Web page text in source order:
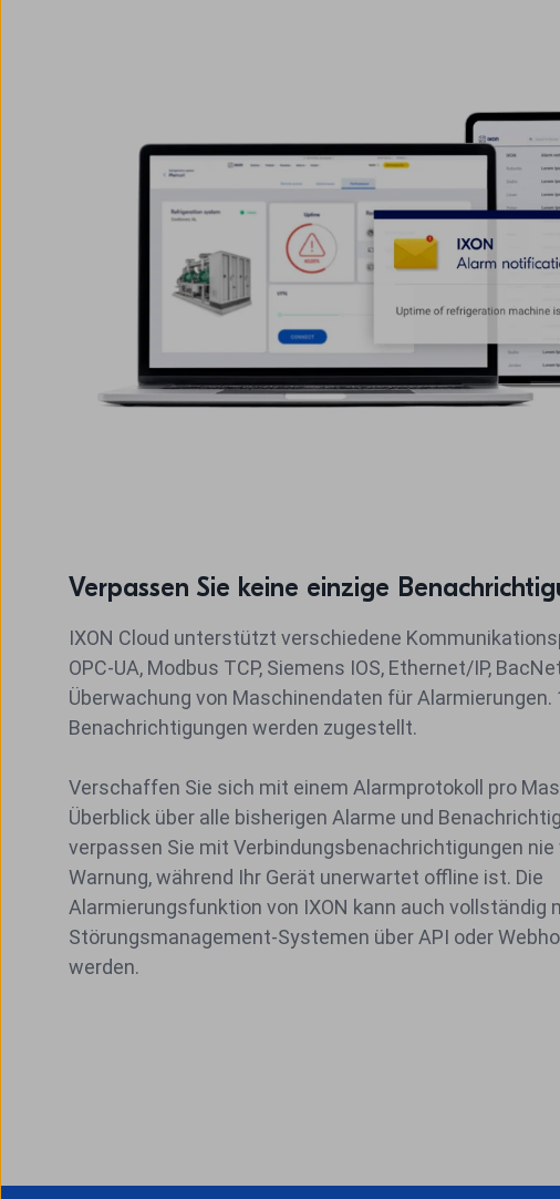
Verpassen Sie keine einzige
IXON Cloud unterstützt verschiedene
OPC-UA, Modbus TCP, Siemens IOS, Ethernet/IP,
Überwachung von Maschinendaten für Alarmierungen.
Benachrichtigungen werden zugestellt.
Verschaffen Sie sich mit einem Alarmprotokoll pro
Überblick über alle bisherigen Alarme und
verpassen Sie mit Verbindungsbenachrichtigungen nie
Warnung, während Ihr Gerät unerwartet offline ist. Die
Alarmierungsfunktion von IXON kann auch vollständig
Störungsmanagement-Systemen über API oder
werden.